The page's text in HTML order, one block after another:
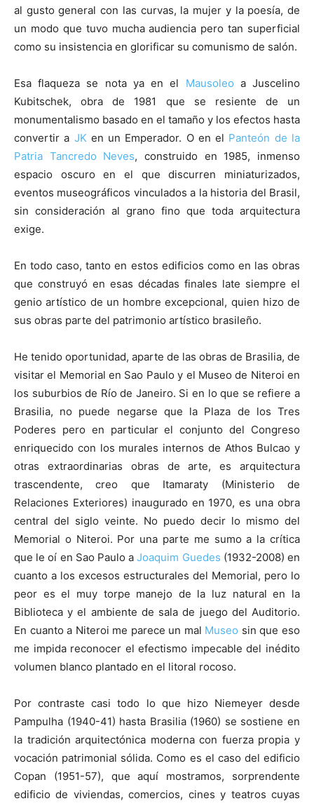
al gusto general con las curvas, la mujer y la poesía, de
un modo que tuvo mucha audiencia pero tan superficial
como su insistencia en glorificar su comunismo de salón.
Esa flaqueza se nota ya en el Mausoleo a Juscelino
Kubitschek, obra de 1981 que se resiente de un
monumentalismo basado en el tamaño y los efectos hasta
convertir a JK en un Emperador. O en el Panteón de la
Patria Tancredo Neves, construido en 1985, inmenso
espacio oscuro en el que discurren miniaturizados,
eventos museográficos vinculados a la historia del Brasil,
sin consideración al grano fino que toda arquitectura
exige.
En todo caso, tanto en estos edificios como en las obras
que construyó en esas décadas finales late siempre el
genio artístico de un hombre excepcional, quien hizo de
sus obras parte del patrimonio artístico brasileño.
He tenido oportunidad, aparte de las obras de Brasilia, de
visitar el Memorial en Sao Paulo y el Museo de Niteroi en
los suburbios de Río de Janeiro. Si en lo que se refiere a
Brasilia, no puede negarse que la Plaza de los Tres
Poderes pero en particular el conjunto del Congreso
enriquecido con los murales internos de Athos Bulcao y
otras extraordinarias obras de arte, es arquitectura
trascendente, creo que Itamaraty (Ministerio de
Relaciones Exteriores) inaugurado en 1970, es una obra
central del siglo veinte. No puedo decir lo mismo del
Memorial o Niteroi. Por una parte me sumo a la crítica
que le oí en Sao Paulo aJoaquim Guedes (1932-2008) en
cuanto a los excesos estructurales del Memorial, pero lo
peor es el muy torpe manejo de la luz natural en la
Biblioteca y el ambiente de sala de juego del Auditorio.
En cuanto a Niteroi me parece un mal Museo sin que eso
me impida reconocer el efectismo impecable del inédito
volumen blanco plantado en el litoral rocoso.
Por contraste casi todo lo que hizo Niemeyer desde
Pampulha (1940-41) hasta Brasilia (1960) se sostiene en
la tradición arquitectónica moderna con fuerza propia y
vocación patrimonial sólida. Como es el caso del edificio
Copan (1951-57), que aquí mostramos, sorprendente
edificio de viviendas, comercios, cines y teatros cuyas